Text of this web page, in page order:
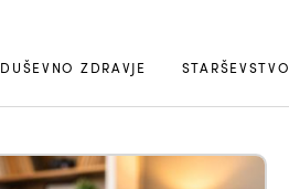
DUŠEVNO ZDRAVJE